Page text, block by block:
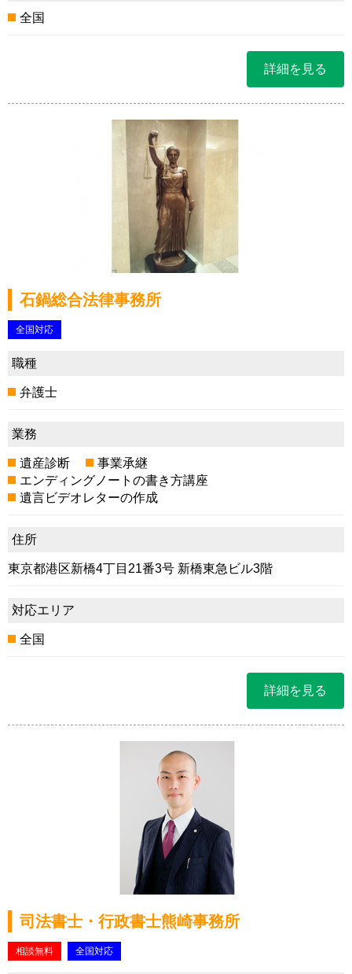
全国
詳細を見る
石鍋総合法律事務所
全国対応
職種
弁護士
業務
遺産診断
事業承継
エンディングノートの書き方講座
遺言ビデオレターの作成
住所
東京都港区新橋4丁目21番3号 新橋東急ビル3階
対応エリア
全国
詳細を見る
司法書士・行政書士熊崎事務所
相談無料 全国対応